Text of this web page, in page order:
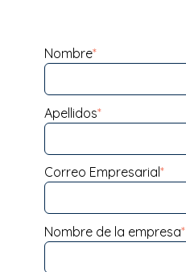
Nombre*
Apellidos*
Correo Empresarial*
Nombre de la empresa*